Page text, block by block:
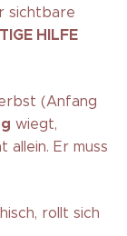
sichtbare
HILFE
(Anfang
wiegt,
Er muss
rollt sich